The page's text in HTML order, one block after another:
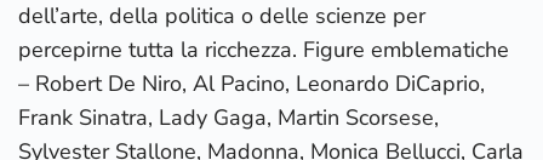
dell’arte, della politica o delle scienze per
percepirne tutta la ricchezza. Figure emblematiche
– Robert De Niro, Al Pacino, Leonardo DiCaprio,
Frank Sinatra, Lady Gaga, Martin Scorsese,
Sylvester Stallone, Madonna, Monica Bellucci, Carla